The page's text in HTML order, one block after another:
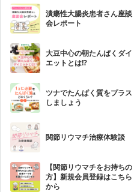
潰瘍性大腸炎患者さん座談
会レポート
大豆中心の朝たんぱくダイ
エットとは!?
ツナでたんぱく質をプラス
しましょう
関節リウマチ治療体験談
【関節リウマチをお持ちの
方】新規会員登録はこちら
から